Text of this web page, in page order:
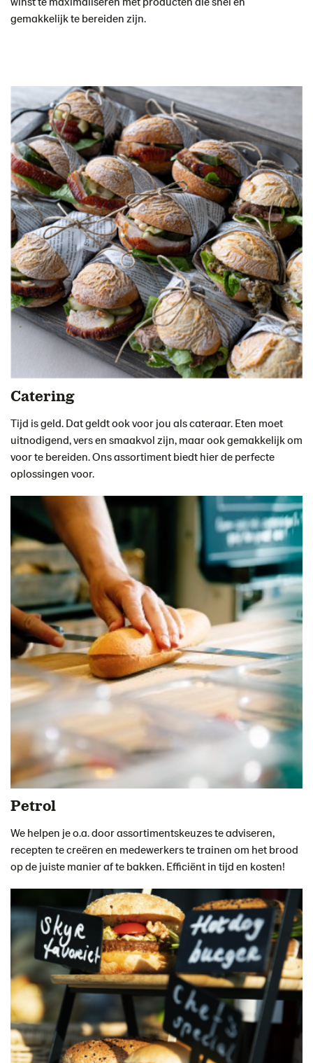
gemakkelijk te bereiden zijn.
Catering
Tijd is geld. Dat geldt ook voor jou als cateraar. Eten moet
uitnodigend, vers en smaakvol zijn, maar ook gemakkelijk om
voor te bereiden. Ons assortiment biedt hier de perfecte
oplossingen voor.
Petrol
We helpen je o.a. door assortimentskeuzes te adviseren,
recepten te creëren en medewerkers te trainen om het brood
op de juiste manier af te bakken. Efficiënt in tijd en kosten!